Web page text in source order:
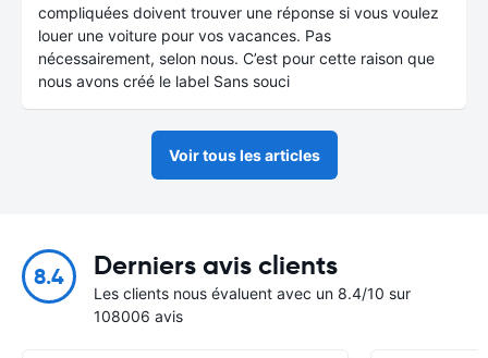
compliquées doivent trouver une réponse si vous voulez
louer une voiture pour vos vacances. Pas
nécessairement, selon nous. C’est pour cette raison que
nous avons créé le label Sans souci
Voir tous les articles
8.4 Derniers avis clients
Les clients nous évaluent avec un 8.4/10 sur
108006 avis